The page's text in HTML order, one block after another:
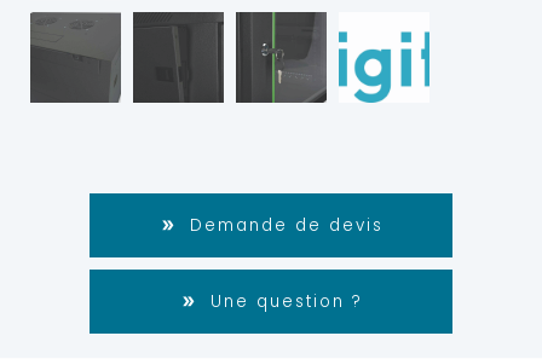
Demande de devis
Une question ?